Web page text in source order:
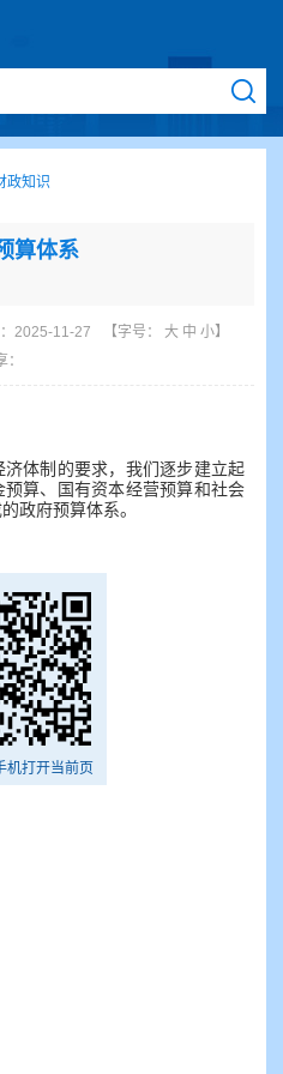
政知识
算体系
2025-11-27 【字号： 大 中 小】
：
体制的要求，我们逐步建立起
算、国有资本经营预算和社会
政府预算体系。
机打开当前页